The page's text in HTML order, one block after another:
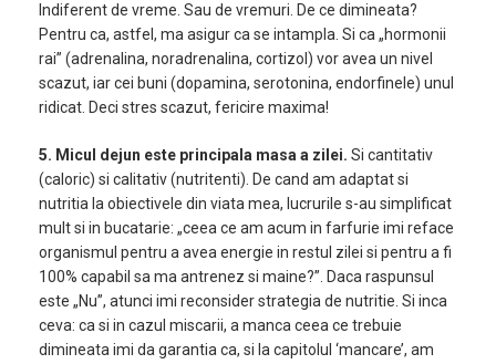
Indiferent de vreme. Sau de vremuri. De ce dimineata?
Pentru ca, astfel, ma asigur ca se intampla. Si ca „hormonii
rai” (adrenalina, noradrenalina, cortizol) vor avea un nivel
scazut, iar cei buni (dopamina, serotonina, endorfinele) unul
ridicat. Deci stres scazut, fericire maxima!
5. Micul dejun este principala masa a zilei. Si cantitativ
(caloric) si calitativ (nutritenti). De cand am adaptat si
nutritia la obiectivele din viata mea, lucrurile s-au simplificat
mult si in bucatarie: „ceea ce am acum in farfurie imi reface
organismul pentru a avea energie in restul zilei si pentru a fi
100% capabil sa ma antrenez si maine?”. Daca raspunsul
este „Nu”, atunci imi reconsider strategia de nutritie. Si inca
ceva: ca si in cazul miscarii, a manca ceea ce trebuie
dimineata imi da garantia ca, si la capitolul ‘mancare’, am